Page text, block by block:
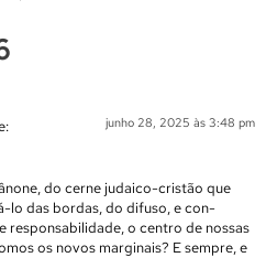
junho 28, 2025 às 3:48 pm
do cerne judaico-cristão que
lo das bordas, do difuso, e con-
responsabilidade, o centro de nossas
os novos marginais? E sempre, e